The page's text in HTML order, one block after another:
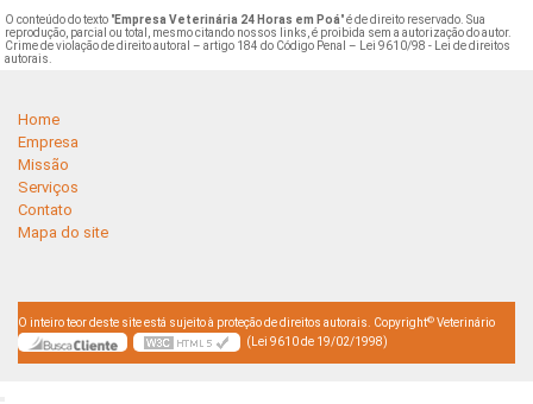
O conteúdo do texto "Empresa Veterinária 24 Horas em Poá" é de direito reservado. Sua
reprodução, parcial ou total, mesmo citando nossos links, é proibida sem a autorização do autor.
Crime de violação de direito autoral – artigo 184 do Código Penal –
Lei 9610/98 - Lei de direitos
autorais
Home
Empresa
Missão
Serviços
Contato
Mapa do site
O inteiro teor deste site está sujeito à proteção de direitos autorais. Copyright© Veterinário
(Lei 9610 de 19/02/1998)